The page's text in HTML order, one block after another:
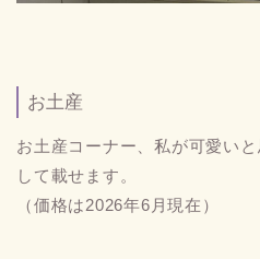
お土産
お土産コーナー、私が可愛い
して載せます。
（価格は2026年6月現在）